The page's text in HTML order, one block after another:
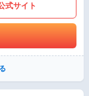
式サイト